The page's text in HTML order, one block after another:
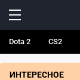
Dota 2 CS2
ИНТЕРЕСНОЕ